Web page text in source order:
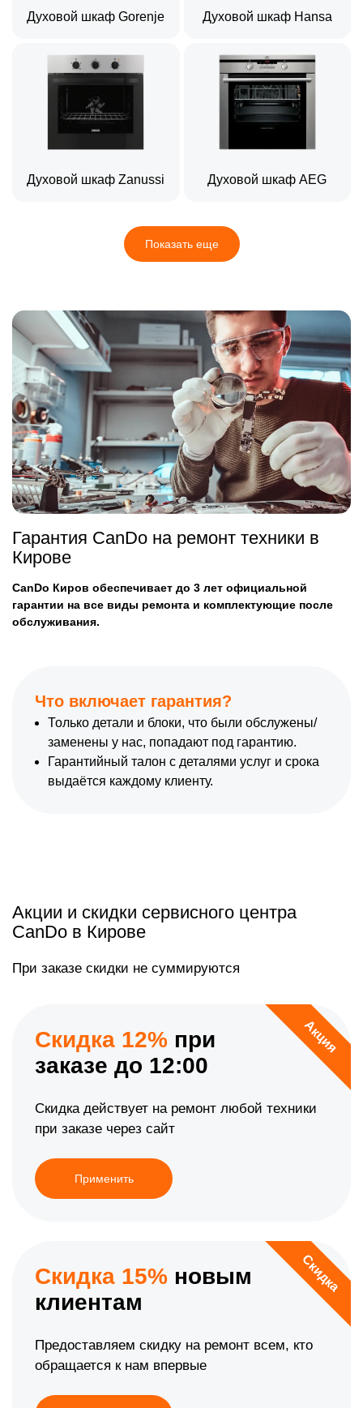
Духовой шкаф Gorenje Духовой шкаф Hansa
Духовой шкаф Zanussi Духовой шкаф AEG
Показать еще
Гарантия CanDo на ремонт техники в
Кирове
CanDo Киров обеспечивает до 3 лет официальной
гарантии на все виды ремонта и комплектующие после
обслуживания.
Что включает гарантия?
Только детали и блоки, что были обслужены/
заменены у нас, попадают под гарантию.
Гарантийный талон с деталями услуг и срока
выдаётся каждому клиенту.
Акции и скидки сервисного центра
CanDo в Кирове
При заказе скидки не суммируются
Акция
Скидка 12% при
заказе до 12:00
Скидка действует на ремонт любой техники
при заказе через сайт
Применить
Скидка
Скидка 15% новым
клиентам
Предоставляем скидку на ремонт всем, кто
обращается к нам впервые